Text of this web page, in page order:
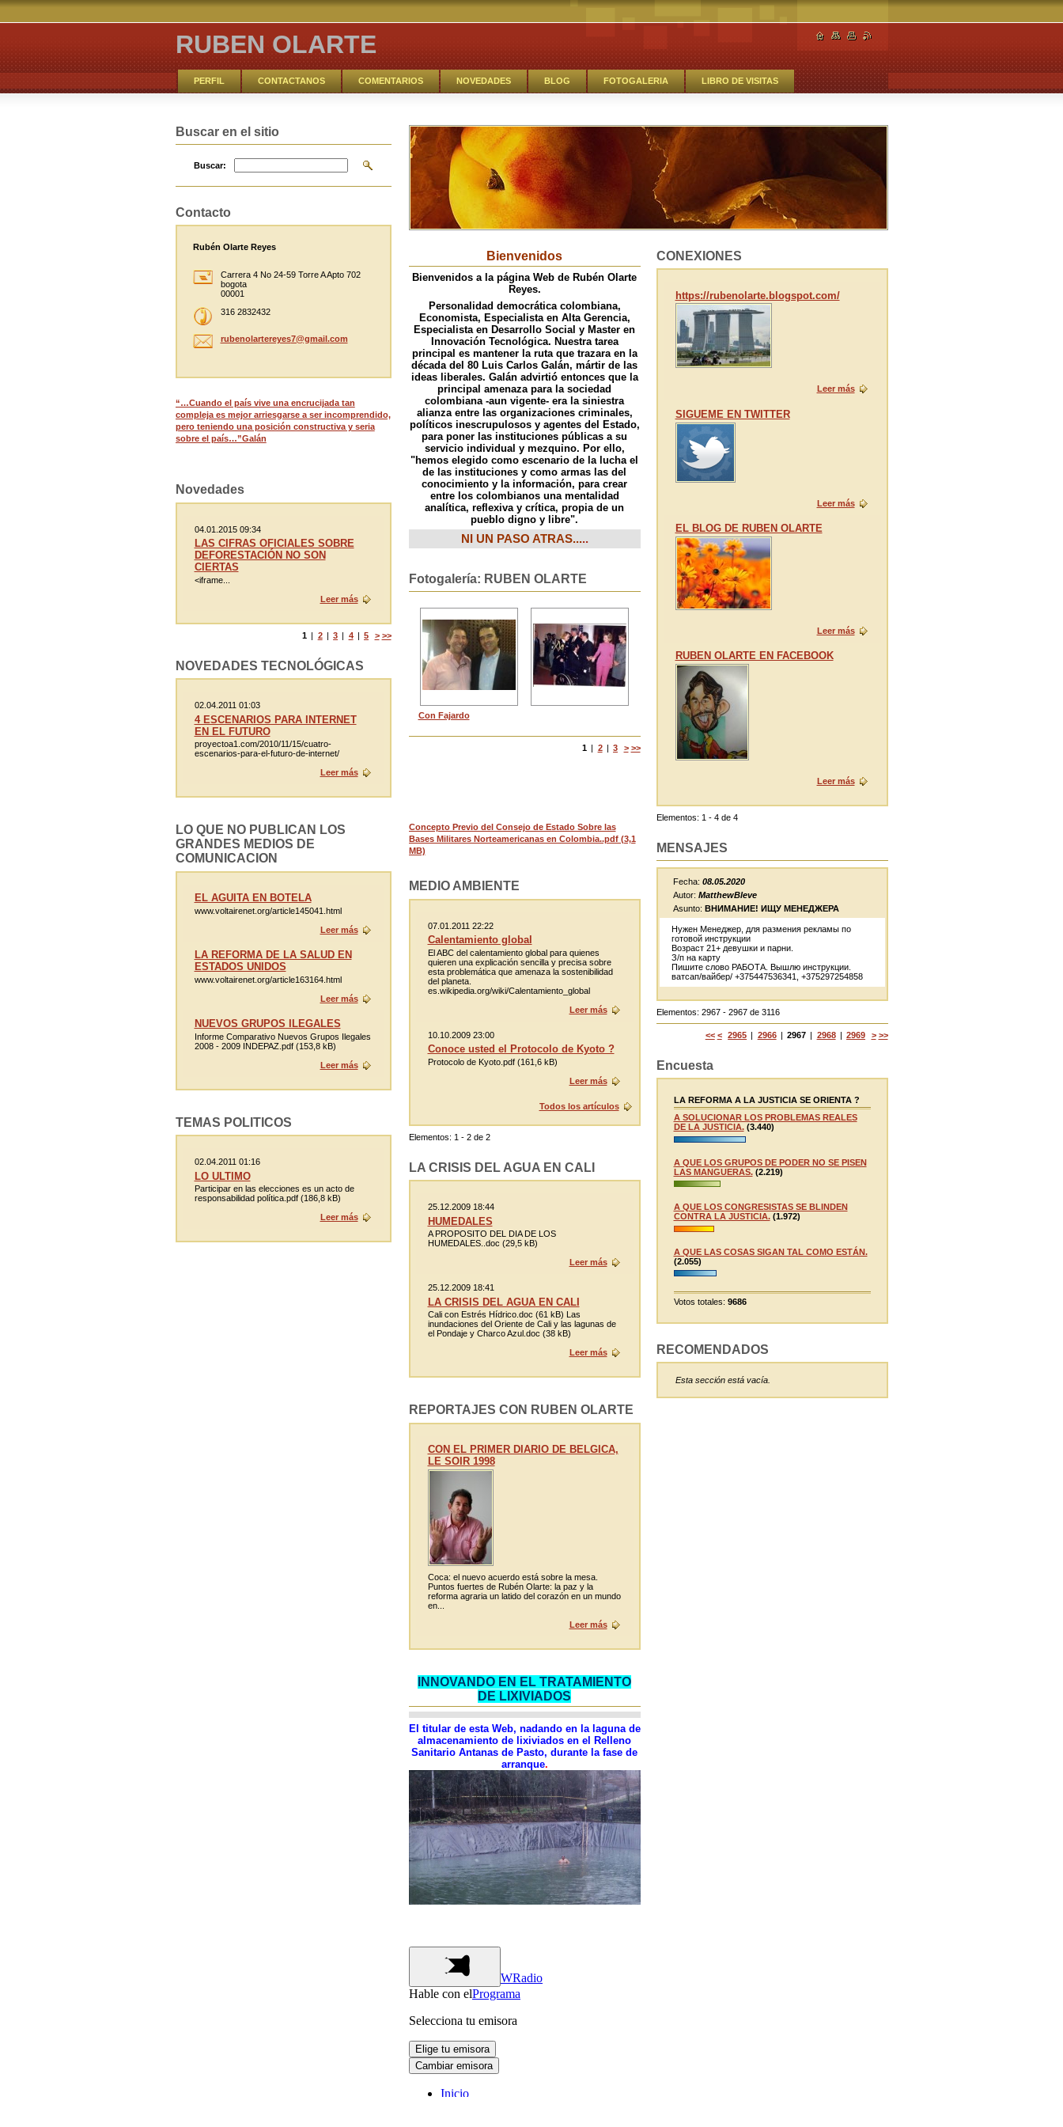
RUBEN OLARTE
PERFIL CONTACTANOS COMENTARIOS NOVEDADES BLOG FOTOGALERIA LIBRO DE VISITAS
CONEXIONES
https://rubenolarte.blogspot.com/
Leer más
SIGUEME EN TWITTER
Leer más
EL BLOG DE RUBEN OLARTE
Leer más
RUBEN OLARTE EN FACEBOOK
Leer más
Elementos: 1 - 4 de 4
MENSAJES
Fecha: 08.05.2020
Autor: MatthewBleve
Asunto: ВНИМАНИЕ! ИЩУ МЕНЕДЖЕРА
Нужен Менеджер, для размения рекламы по
готовой инструкции
Возраст 21+ девушки и парни.
З/п на карту
Пишите слово РАБОТА. Вышлю инструкции.
ватсап/вайбер/ +375447536341, +375297254858
Elementos: 2967 - 2967 de 3116
<< < 2965 | 2966 | 2967 | 2968 | 2969 > >>
Encuesta
LA REFORMA A LA JUSTICIA SE ORIENTA ?
A SOLUCIONAR LOS PROBLEMAS REALES
DE LA JUSTICIA. (3.440)
A QUE LOS GRUPOS DE PODER NO SE PISEN
LAS MANGUERAS. (2.219)
A QUE LOS CONGRESISTAS SE BLINDEN
CONTRA LA JUSTICIA. (1.972)
A QUE LAS COSAS SIGAN TAL COMO ESTÁN.
(2.055)
Votos totales: 9686
RECOMENDADOS
Esta sección está vacía.
Bienvenidos
Bienvenidos a la página Web de Rubén Olarte
Reyes.
Personalidad democrática colombiana,
Economista, Especialista en Alta Gerencia,
Especialista en Desarrollo Social y Master en
Innovación Tecnológica. Nuestra tarea
principal es mantener la ruta que trazara en la
década del 80 Luis Carlos Galán, mártir de las
ideas liberales. Galán advirtió entonces que la
principal amenaza para la sociedad
colombiana -aun vigente- era la siniestra
alianza entre las organizaciones criminales,
políticos inescrupulosos y agentes del Estado,
para poner las instituciones públicas a su
servicio individual y mezquino. Por ello,
"hemos elegido como escenario de la lucha el
de las instituciones y como armas las del
conocimiento y la información, para crear
entre los colombianos una mentalidad
analítica, reflexiva y crítica, propia de un
pueblo digno y libre".
NI UN PASO ATRAS.....
Fotogalería: RUBEN OLARTE
Con Fajardo
1 2 3 > >>
Concepto Previo del Consejo de Estado Sobre las
Bases Militares Norteamericanas en Colombia..pdf (3,1
MB)
MEDIO AMBIENTE
07.01.2011 22:22
Calentamiento global
El ABC del calentamiento global para quienes
quieren una explicación sencilla y precisa sobre
esta problemática que amenaza la sostenibilidad
del planeta.
es.wikipedia.org/wiki/Calentamiento_global
Leer más
10.10.2009 23:00
Conoce usted el Protocolo de Kyoto ?
Protocolo de Kyoto.pdf (161,6 kB)
Leer más
Todos los artículos
Elementos: 1 - 2 de 2
LA CRISIS DEL AGUA EN CALI
25.12.2009 18:44
HUMEDALES
A PROPOSITO DEL DIA DE LOS
HUMEDALES..doc (29,5 kB)
Leer más
25.12.2009 18:41
LA CRISIS DEL AGUA EN CALI
Cali con Estrés Hídrico.doc (61 kB) Las
inundaciones del Oriente de Cali y las lagunas de
el Pondaje y Charco Azul.doc (38 kB)
Leer más
REPORTAJES CON RUBEN OLARTE
CON EL PRIMER DIARIO DE BELGICA,
LE SOIR 1998
Coca: el nuevo acuerdo está sobre la mesa.
Puntos fuertes de Rubén Olarte: la paz y la
reforma agraria un latido del corazón en un mundo
en...
Leer más
INNOVANDO EN EL TRATAMIENTO
DE LIXIVIADOS
El titular de esta Web, nadando en la laguna de
almacenamiento de lixiviados en el Relleno
Sanitario Antanas de Pasto, durante la fase de
arranque.
Buscar en el sitio
Buscar:
Contacto
Rubén Olarte Reyes
Carrera 4 No 24-59 Torre A Apto 702
bogota
00001
316 2832432
rubenolartereyes7@gmail.com
“…Cuando el país vive una encrucijada tan
compleja es mejor arriesgarse a ser incomprendido,
pero teniendo una posición constructiva y seria
sobre el país…”Galán
Novedades
04.01.2015 09:34
LAS CIFRAS OFICIALES SOBRE
DEFORESTACIÓN NO SON
CIERTAS
<iframe...
Leer más
1 | 2 | 3 | 4 | 5 > >>
NOVEDADES TECNOLÓGICAS
02.04.2011 01:03
4 ESCENARIOS PARA INTERNET
EN EL FUTURO
proyectoa1.com/2010/11/15/cuatro-
escenarios-para-el-futuro-de-internet/
Leer más
LO QUE NO PUBLICAN LOS
GRANDES MEDIOS DE
COMUNICACION
EL AGUITA EN BOTELA
www.voltairenet.org/article145041.html
Leer más
LA REFORMA DE LA SALUD EN
ESTADOS UNIDOS
www.voltairenet.org/article163164.html
Leer más
NUEVOS GRUPOS ILEGALES
Informe Comparativo Nuevos Grupos Ilegales
2008 - 2009 INDEPAZ.pdf (153,8 kB)
Leer más
TEMAS POLITICOS
02.04.2011 01:16
LO ULTIMO
Participar en las elecciones es un acto de
responsabilidad política.pdf (186,8 kB)
Leer más